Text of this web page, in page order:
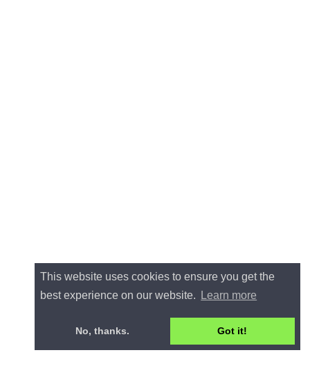
This website uses cookies to ensure you get the
best experience on our website.
Learn more
No, thanks. Got it!